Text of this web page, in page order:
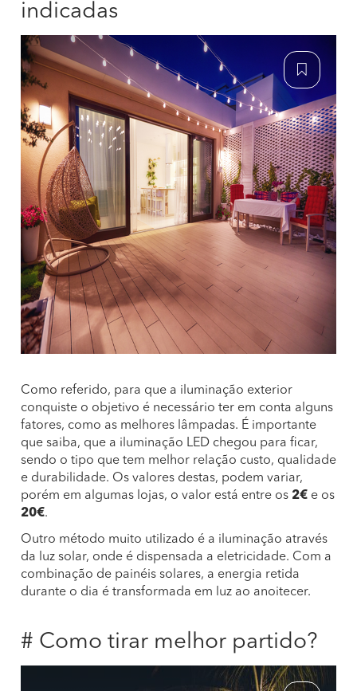
indicadas
Como referido, para que a iluminação exterior
conquiste o objetivo é necessário ter em conta alguns
fatores, como as melhores lâmpadas. É importante
que saiba, que a iluminação LED chegou para ficar,
sendo o tipo que tem melhor relação custo, qualidade
e durabilidade. Os valores destas, podem variar,
porém em algumas lojas, o valor está entre os 2€ e os
20€.
Outro método muito utilizado é a iluminação através
da luz solar, onde é dispensada a eletricidade. Com a
combinação de painéis solares, a energia retida
durante o dia é transformada em luz ao anoitecer.
# Como tirar melhor partido?